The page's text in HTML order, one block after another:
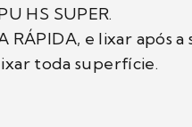
HS SUPER.
RÁPIDA, e lixar após a
toda superfície.